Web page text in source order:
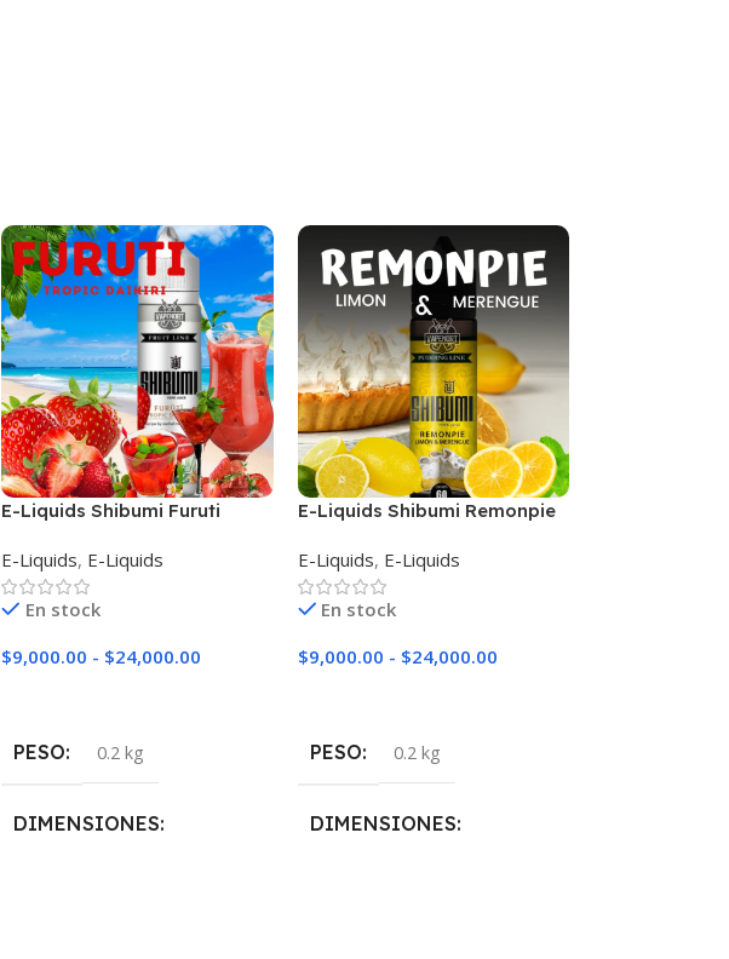
E-Liquids Shibumi Furuti
E-Liquids, E-Liquids
En stock
$9,000.00 - $24,000.00
PESO 0.2 kg
DIMENSIONES
E-Liquids Shibumi Remonpie
E-Liquids, E-Liquids
En stock
$9,000.00 - $24,000.00
PESO 0.2 kg
DIMENSIONES